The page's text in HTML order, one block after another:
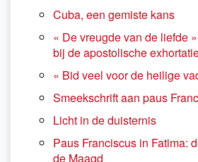
Cuba, een gemiste kans
« De vreugde van de liefde
bij de apostolische
« Bid veel voor de heilige
Smeekschrift aan paus
Licht in de duisternis
Paus Franciscus in Fatima:
de Maagd